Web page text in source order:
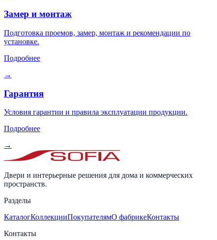
Замер и монтаж
Подготовка проемов, замер, монтаж и рекомендации по
установке.
Подробнее
→
Гарантия
Условия гарантии и правила эксплуатации продукции.
Подробнее
→
Двери и интерьерные решения для дома и коммерческих
пространств.
Разделы
КаталогКоллекцииПокупателямО фабрикеКонтакты
Контакты